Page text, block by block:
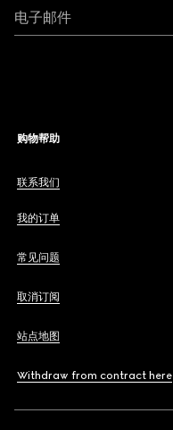
电子邮件
购物帮助
联系我们
我的订单
常见问题
取消订阅
站点地图
Withdraw from contract here